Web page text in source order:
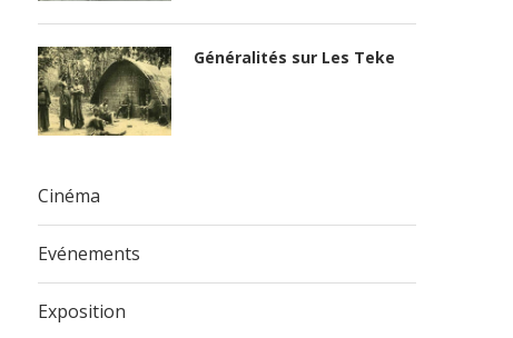
Généralités sur Les Teke
Cinéma
Evénements
Exposition